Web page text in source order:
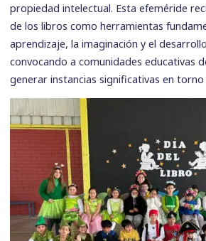
propiedad intelectual. Esta efeméride
de los libros como herramientas
aprendizaje, la imaginación y el
convocando a comunidades educativas
generar instancias significativas en